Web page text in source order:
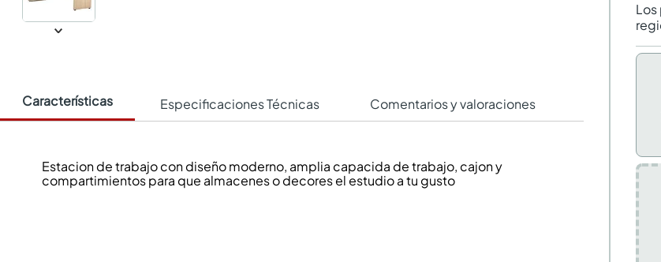
Características Especificaciones Técnicas Comentarios y valoraciones
Estacion de trabajo con diseño moderno, amplia capacida de trabajo, cajon y
compartimientos para que almacenes o decores el estudio a tu gusto